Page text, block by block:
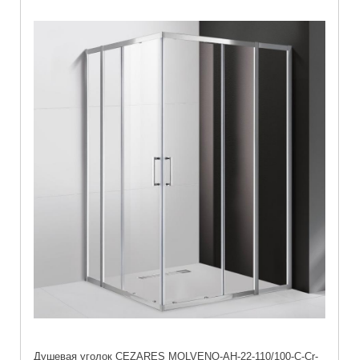
Душевая уголок CEZARES MOLVENO-AH-22-110/100-C-Cr-